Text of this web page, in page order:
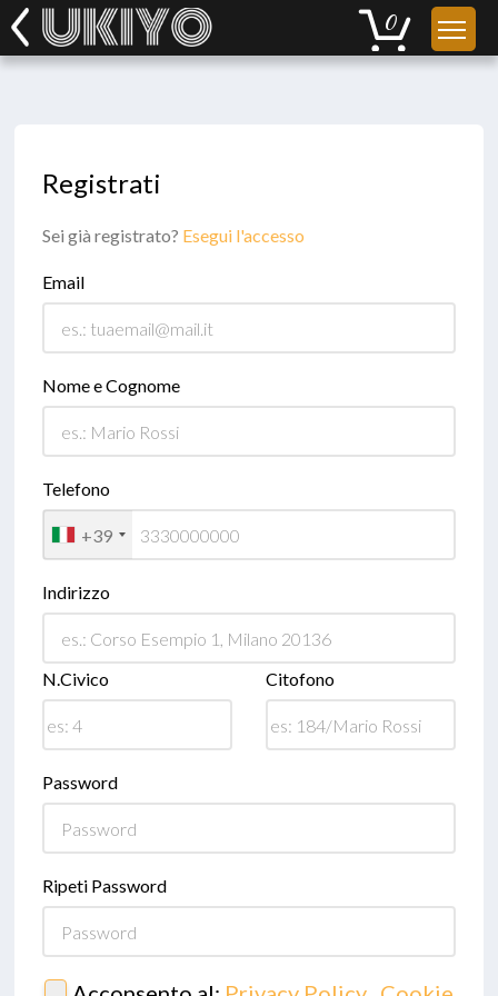
Registrati
Sei già registrato? Esegui l'accesso
Email
Nome e Cognome
Telefono
+39
Indirizzo
N.Civico Citofono
Password
Ripeti Password